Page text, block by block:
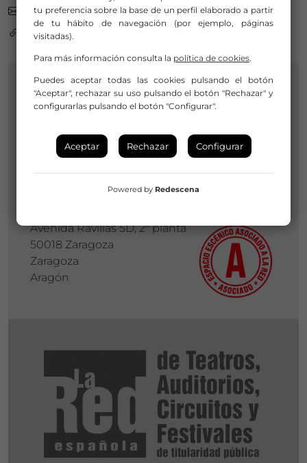
raee@aragon.es
https://raee.aragon.es/
SOCIO DE LA RED
RED ARAGONESA DE
ESPACIOS ESCÉNICOS
(RAEE)
Avenida Ravillas 5D, 2ª planta
50018 Zaragoza
Zaragoza
Aragón
tu preferencia sobre la base de un perfil elaborado a partir
de tu hábito de navegación (por ejemplo, páginas
visitadas).
Para más información consulta la política de cookies.
Puedes aceptar todas las cookies pulsando el botón
"Aceptar", rechazar su uso pulsando el botón "Rechazar" y
configurarlas pulsando el botón "Configurar".
Aceptar Rechazar Configurar
Powered by Redescena